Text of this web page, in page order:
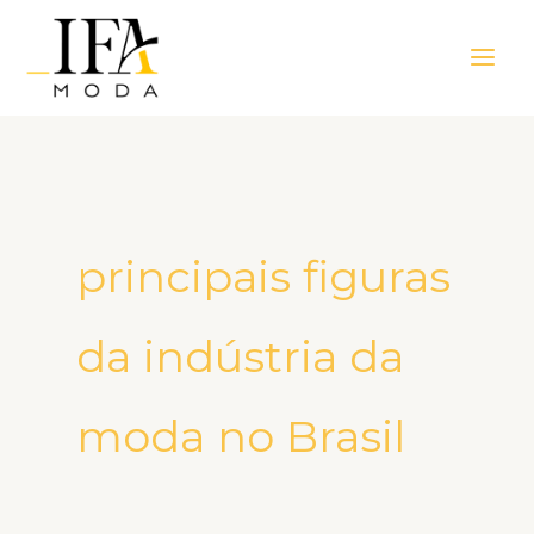
Menu
principais figuras
da indústria da
moda no Brasil